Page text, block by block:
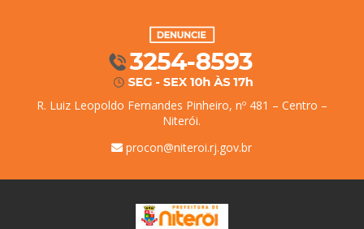
R. Luiz Leopoldo Fernandes Pinheiro, nº 481 – Centro –
Niterói.
procon@niteroi.rj.gov.br